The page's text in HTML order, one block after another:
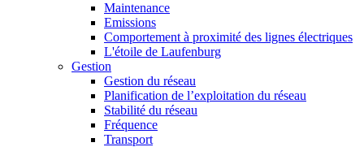
Maintenance
Emissions
Comportement à proximité des lignes électriques
L'étoile de Laufenburg
Gestion
Gestion du réseau
Planification de l’exploitation du réseau
Stabilité du réseau
Fréquence
Transport